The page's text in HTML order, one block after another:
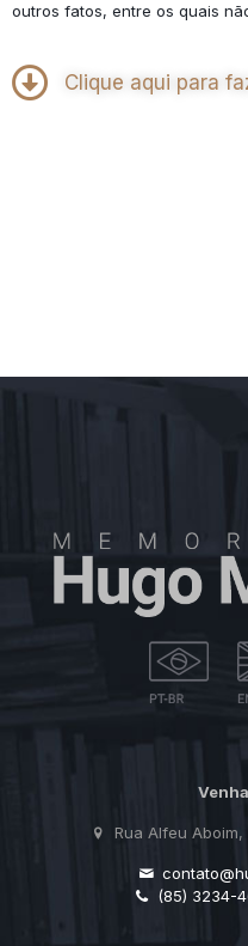
outros fatos, entre os quais
Clique aqui para
Rua Alfeu
(85) 3234-